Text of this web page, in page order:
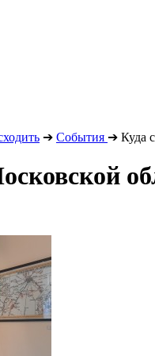
➔ События ➔ Куда